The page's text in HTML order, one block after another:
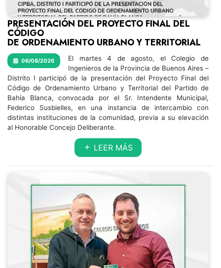
PRESENTACIÓN DEL PROYECTO FINAL DEL
CÓDIGO
DE ORDENAMIENTO URBANO Y TERRITORIAL
06/08/2026
El martes 4 de agosto, el Colegio de
Ingenieros de la Provincia de Buenos Aires –
Distrito I participó de la presentación del Proyecto Final del
Código de Ordenamiento Urbano y Territorial del Partido de
Bahía Blanca, convocada por el Sr. Intendente Municipal,
Federico Susbielles, en una instancia de intercambio con
distintas instituciones de la comunidad, previa a su elevación
al Honorable Concejo Deliberante.
LEER MÁS